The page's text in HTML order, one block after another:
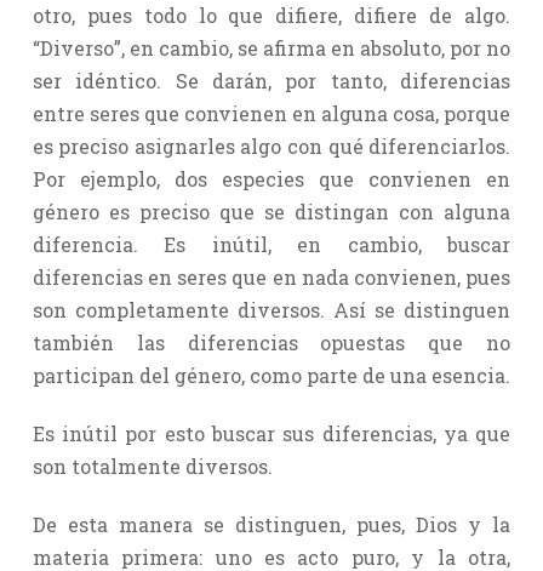
otro, pues todo lo que difiere, difiere de algo.
“Diverso”, en cambio, se afirma en absoluto, por no
ser idéntico. Se darán, por tanto, diferencias
entre seres que convienen en alguna cosa, porque
es preciso asignarles algo con qué diferenciarlos.
Por ejemplo, dos especies que convienen en
género es preciso que se distingan con alguna
diferencia. Es inútil, en cambio, buscar
diferencias en seres que en nada convienen, pues
son completamente diversos. Así se distinguen
también las diferencias opuestas que no
participan del género, como parte de una esencia.
Es inútil por esto buscar sus diferencias, ya que
son totalmente diversos.
De esta manera se distinguen, pues, Dios y la
materia primera: uno es acto puro, y la otra,